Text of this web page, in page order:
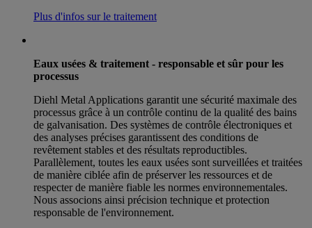
Plus d'infos sur le traitement
Eaux usées & traitement - responsable et sûr pour les
processus
Diehl Metal Applications garantit une sécurité maximale des
processus grâce à un contrôle continu de la qualité des bains
de galvanisation. Des systèmes de contrôle électroniques et
des analyses précises garantissent des conditions de
revêtement stables et des résultats reproductibles.
Parallèlement, toutes les eaux usées sont surveillées et traitées
de manière ciblée afin de préserver les ressources et de
respecter de manière fiable les normes environnementales.
Nous associons ainsi précision technique et protection
responsable de l'environnement.